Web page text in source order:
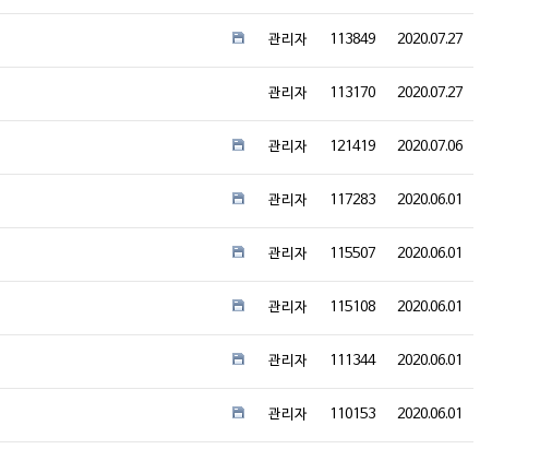
관리자 113849 2020.07.27
관리자 113170 2020.07.27
관리자 121419 2020.07.06
관리자 117283 2020.06.01
관리자 115507 2020.06.01
관리자 115108 2020.06.01
관리자 111344 2020.06.01
관리자 110153 2020.06.01